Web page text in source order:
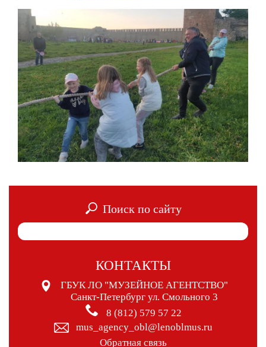
Поиск по сайту
КОНТАКТЫ
ГБУК ЛО "МУЗЕЙНОЕ АГЕНТСТВО"
Санкт-Петербург ул. Смольного 3
8 (812) 579 57 22
mus_agency_obl@lenoblmus.ru
Обратная связь